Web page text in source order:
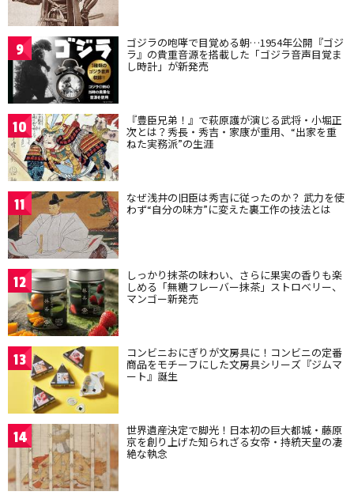
9 ゴジラの咆哮で目覚める朝…1954年公開『ゴジ
ラ』の貴重音源を搭載した「ゴジラ音声目覚ま
し時計」が新発売
10 『豊臣兄弟！』で萩原護が演じる武将・小堀正
次とは？秀長・秀吉・家康が重用、“出家を重
ねた実務派”の生涯
11 なぜ浅井の旧臣は秀吉に従ったのか？ 武力を使
わず“自分の味方”に変えた裏工作の技法とは
12 しっかり抹茶の味わい、さらに果実の香りも楽
しめる「無糖フレーバー抹茶」ストロベリー、
マンゴー新発売
13 コンビニおにぎりが文房具に！コンビニの定番
商品をモチーフにした文房具シリーズ『ジムマ
ート』誕生
14 世界遺産決定で脚光！日本初の巨大都城・藤原
京を創り上げた知られざる女帝・持統天皇の凄
絶な執念